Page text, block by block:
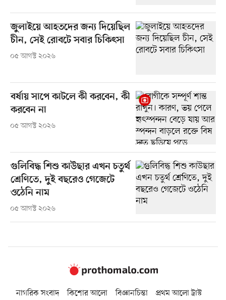
জুলাইয়ে আহতদের জন্য দিয়েছিল
চীন, সেই রোবটে সবার চিকিৎসা
০৫ আগস্ট ২০২৬
বর্ষায় সাপে কাটলে কী করবেন, কী
করবেন না
০৫ আগস্ট ২০২৬
গুলিবিদ্ধ শিশু কাউছার এখন চতুর্থ
শ্রেণিতে, দুই বছরেও গেজেটে
ওঠেনি নাম
০৫ আগস্ট ২০২৬
নাগরিক সংবাদ কিশোর আলো বিজ্ঞানচিন্তা
প্রথম আলো ট্রাস্ট